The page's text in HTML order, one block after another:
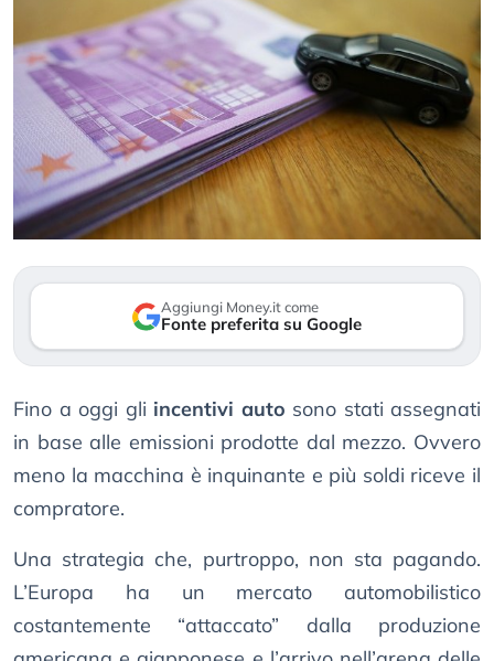
Aggiungi Money.it come
Fonte preferita su Google
Fino a oggi gli incentivi auto sono stati assegnati
in base alle emissioni prodotte dal mezzo. Ovvero
meno la macchina è inquinante e più soldi riceve il
compratore.
Una strategia che, purtroppo, non sta pagando.
L’Europa ha un mercato automobilistico
costantemente “attaccato” dalla produzione